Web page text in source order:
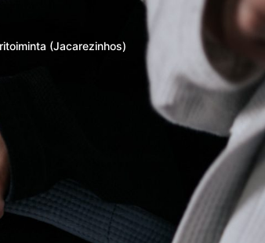
(Jacarezinhos)